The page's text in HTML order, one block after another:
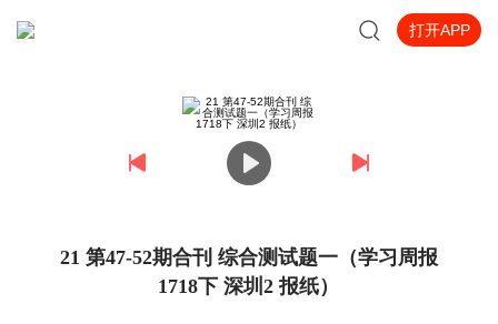
打开APP
21 第47-52期合刊 综合测试题一（学习周报
1718下 深圳2 报纸）